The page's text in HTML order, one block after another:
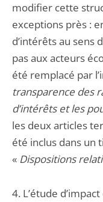
modifier cette
exceptions près :
d’intérêts au sens
pas aux acteurs
été remplacé par
transparence des
d’intérêts et les
les deux articles
été inclus dans un
« Dispositions
4. L’étude